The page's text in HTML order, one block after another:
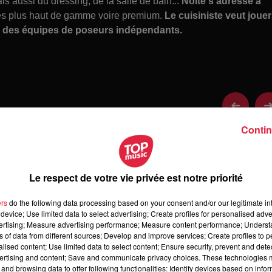
plus haut de gamme voire premium. Le cuisiniste veut
équipes de poseurs indépendants.
grand cuisiniste pour se lancer dans l'aventure Nolte
français depuis deux ans.
aussi du dressing, de la salle de bain...
plus haut de gamme voire premium. Le cuisiniste veut
équipes de poseurs indépendants.
Le respect de votre vie privée est notre priorité
do the following data processing based on your consent and/or our legitimate
Use limited data to select advertising; Create profiles for personalised
Measure advertising performance; Measure content performance;
of data from different sources; Develop and improve services; Create profiles to
content; Use limited data to select content; Ensure security, prevent and
and content; Save and communicate privacy choices. These technologies
browsing data to offer following functionalities: Identify devices based on